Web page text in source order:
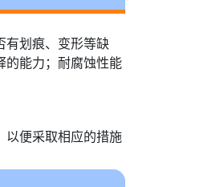
有划痕、变形等缺
的能力；耐腐蚀性能
以便采取相应的措施